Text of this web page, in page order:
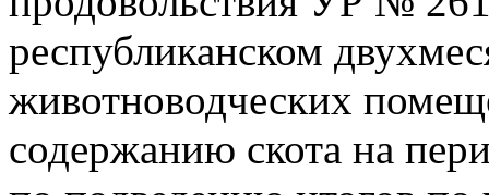
республиканском
животноводческих
содержанию скота на